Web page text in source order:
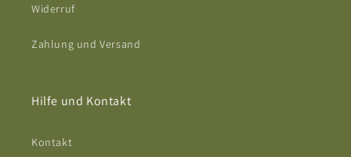
Widerruf
Zahlung und Versand
Hilfe und Kontakt
Kontakt